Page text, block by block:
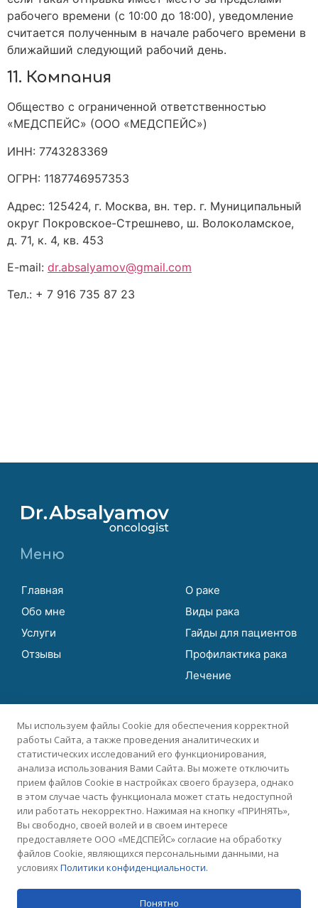
рабочего времени (с 10:00 до 18:00), уведомление
считается полученным в начале рабочего времени в
ближайший следующий рабочий день.
11. Компания
Общество с ограниченной ответственностью
«МЕДСПЕЙС» (ООО «МЕДСПЕЙС»)
ИНН: 7743283369
ОГРН: 1187746957353
Адрес: 125424, г. Москва, вн. тер. г. Муниципальный
округ Покровское-Стрешнево, ш. Волоколамское,
д. 71, к. 4, кв. 453
E-mail: dr.absalyamov@gmail.com
Тел.: + 7 916 735 87 23
Меню
Главная
Обо мне
Услуги
Отзывы
О раке
Виды рака
Гайды для пациентов
Профилактика рака
Лечение
Контакты
+7 916 735-87-23
dr.absalyamov@gmail.com
Политика
Мы используем файлы Cookie для обеспечения корректной
работы Cайта, а также проведения аналитических и
статистических исследований его функционирования,
анализа использования Вами Сайта. Вы можете отключить
прием файлов Cookie в настройках своего браузера, однако
в этом случае часть функционала может стать недоступной
или работать некорректно. Нажимая на кнопку «ПРИНЯТЬ»,
Вы свободно, своей волей и в своем интересе
предоставляете ООО «МЕДСПЕЙС» согласие на обработку
файлов Cookie, являющихся персональными данными, на
условияхПолитики конфиденциальности.
Понятно